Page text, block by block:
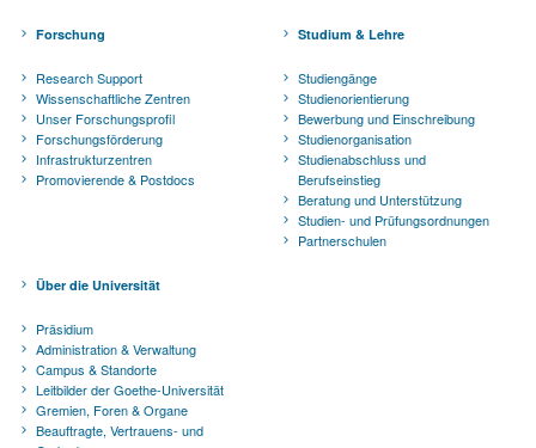
Forschung
Research Support
Wissenschaftliche Zentren
Unser Forschungsprofil
Forschungsförderung
Infrastrukturzentren
Promovierende & Postdocs
Studium & Lehre
Studiengänge
Studienorientierung
Bewerbung und Einschreibung
Studienorganisation
Studienabschluss und
Berufseinstieg
Beratung und Unterstützung
Studien- und Prüfungsordnungen
Partnerschulen
Über die Universität
Präsidium
Administration & Verwaltung
Campus & Standorte
Leitbilder der Goethe-Universität
Gremien, Foren & Organe
Beauftragte, Vertrauens- und